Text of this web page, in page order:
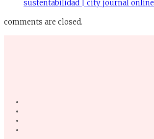
sustentabilidad | city journal online
comments are closed.